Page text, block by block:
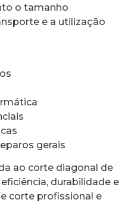
o tamanho
e a utilização
gerais
ao corte diagonal de
durabilidade e
corte profissional e